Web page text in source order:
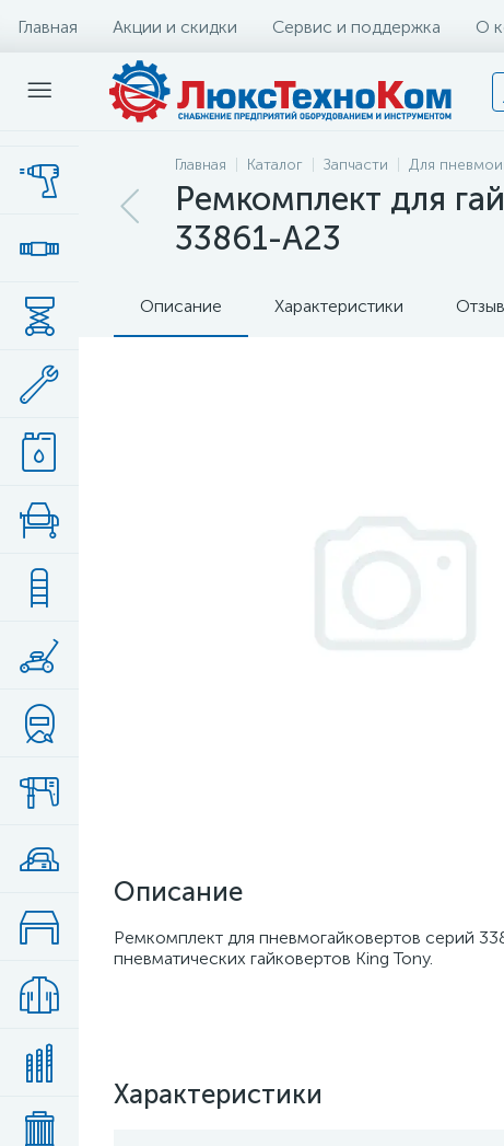
Главная Акции и скидки Сервис и поддержка О
Главная Каталог Запчасти Для
Ремкомплект для
33861-A23
Описание Характеристики
Описание
Ремкомплект для пневмогайковертов серий
пневматических гайковертов King Tony.
Характеристики